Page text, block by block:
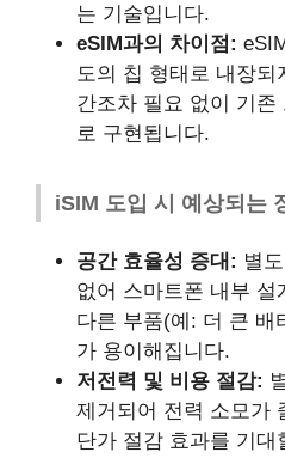
는 기술입니다.
eSIM과의 차이점:
도의 칩 형태로 내장
간조차 필요 없이 기존
로 구현됩니다.
iSIM 도입 시 예상되는
공간 효율성 증대: 별
없어 스마트폰 내부
다른 부품(예: 더 큰 배
가 용이해집니다.
저전력 및 비용 절감:
제거되어 전력 소모가
단가 절감 효과를 기대